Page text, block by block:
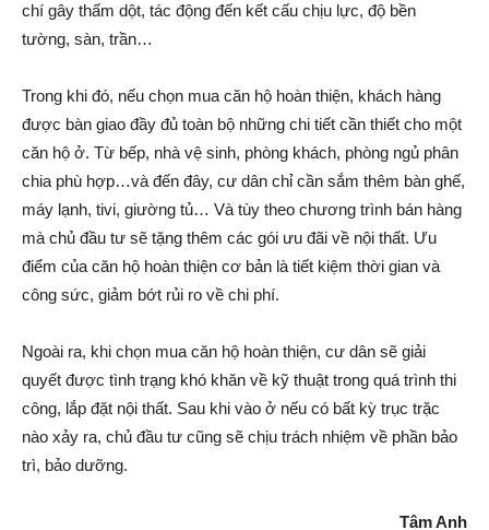
chí gây thấm dột, tác động đến kết cấu chịu lực, độ bền
tường, sàn, trần…
Trong khi đó, nếu chọn mua căn hộ hoàn thiện, khách hàng
được bàn giao đầy đủ toàn bộ những chi tiết cần thiết cho một
căn hộ ở. Từ bếp, nhà vệ sinh, phòng khách, phòng ngủ phân
chia phù hợp…và đến đây, cư dân chỉ cần sắm thêm bàn ghế,
máy lạnh, tivi, giường tủ… Và tùy theo chương trình bán hàng
mà chủ đầu tư sẽ tặng thêm các gói ưu đãi về nội thất. Ưu
điểm của căn hộ hoàn thiện cơ bản là tiết kiệm thời gian và
công sức, giảm bớt rủi ro về chi phí.
Ngoài ra, khi chọn mua căn hộ hoàn thiện, cư dân sẽ giải
quyết được tình trạng khó khăn về kỹ thuật trong quá trình thi
công, lắp đặt nội thất. Sau khi vào ở nếu có bất kỳ trục trặc
nào xảy ra, chủ đầu tư cũng sẽ chịu trách nhiệm về phần bảo
trì, bảo dưỡng.
Tâm Anh